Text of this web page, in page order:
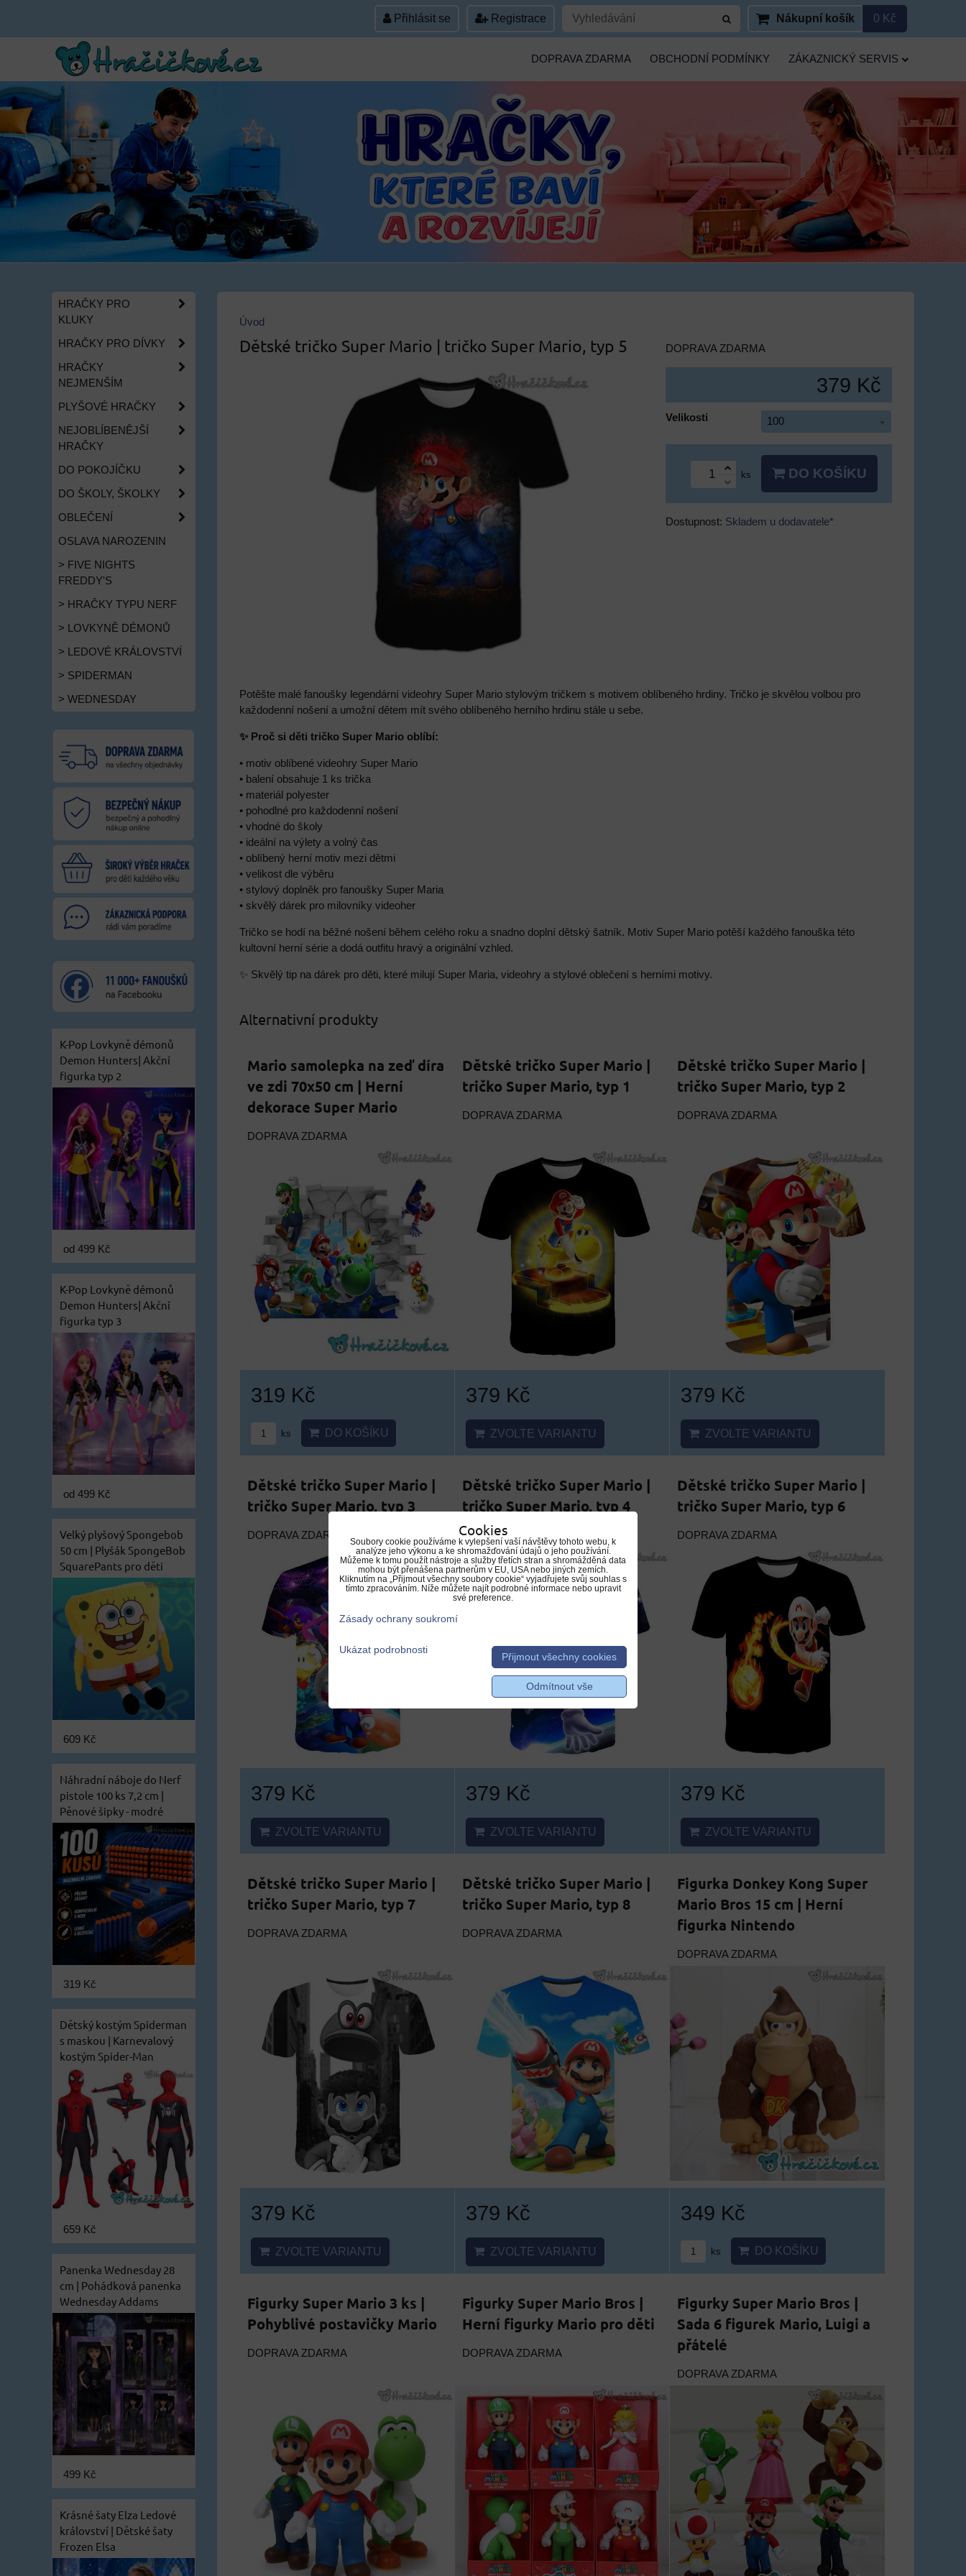
Přihlásit se Registrace Nákupní košík 0 Kč
DOPRAVA ZDARMA OBCHODNÍ PODMÍNKY ZÁKAZNICKÝ SERVIS
Úvod
Dětské tričko Super Mario | tričko Super Mario, typ 5 DOPRAVA ZDARMA
379 Kč
Velikosti 100
ks DO KOŠÍKU
Dostupnost: Skladem u dodavatele*
Potěšte malé fanoušky legendární videohry Super Mario stylovým tričkem s motivem oblíbeného hrdiny. Tričko je skvělou volbou pro
každodenní nošení a umožní dětem mít svého oblíbeného herního hrdinu stále u sebe.
✨ Proč si děti tričko Super Mario oblíbí:
• motiv oblíbené videohry Super Mario
• balení obsahuje 1 ks trička
• materiál polyester
• pohodlné pro každodenní nošení
• vhodné do školy
• ideální na výlety a volný čas
• oblíbený herní motiv mezi dětmi
• velikost dle výběru
• stylový doplněk pro fanoušky Super Maria
• skvělý dárek pro milovníky videoher
Tričko se hodí na běžné nošení během celého roku a snadno doplní dětský šatník. Motiv Super Mario potěší každého fanouška této
kultovní herní série a dodá outfitu hravý a originální vzhled.
✨ Skvělý tip na dárek pro děti, které milují Super Maria, videohry a stylové oblečení s herními motivy.
Alternativní produkty
Mario samolepka na zeď díra
ve zdi 70x50 cm | Herní
dekorace Super Mario
DOPRAVA ZDARMA
319 Kč
ks DO KOŠÍKU
Dětské tričko Super Mario |
tričko Super Mario, typ 1
DOPRAVA ZDARMA
379 Kč
ZVOLTE VARIANTU
Dětské tričko Super Mario |
tričko Super Mario, typ 2
DOPRAVA ZDARMA
379 Kč
ZVOLTE VARIANTU
Dětské tričko Super Mario |
tričko Super Mario, typ 3
DOPRAVA ZDARMA
379 Kč
ZVOLTE VARIANTU
Dětské tričko Super Mario |
tričko Super Mario, typ 4
DOPRAVA ZDARMA
379 Kč
ZVOLTE VARIANTU
Dětské tričko Super Mario |
tričko Super Mario, typ 6
DOPRAVA ZDARMA
379 Kč
ZVOLTE VARIANTU
Dětské tričko Super Mario |
tričko Super Mario, typ 7
DOPRAVA ZDARMA
379 Kč
ZVOLTE VARIANTU
Dětské tričko Super Mario |
tričko Super Mario, typ 8
DOPRAVA ZDARMA
379 Kč
ZVOLTE VARIANTU
Figurka Donkey Kong Super
Mario Bros 15 cm | Herní
figurka Nintendo
DOPRAVA ZDARMA
349 Kč
ks DO KOŠÍKU
Figurky Super Mario 3 ks |
Pohyblivé postavičky Mario
DOPRAVA ZDARMA
Figurky Super Mario Bros |
Herní figurky Mario pro děti
DOPRAVA ZDARMA
Figurky Super Mario Bros |
Sada 6 figurek Mario, Luigi a
přátelé
DOPRAVA ZDARMA
HRAČKY PRO
KLUKY
HRAČKY PRO DÍVKY
HRAČKY
NEJMENŠÍM
PLYŠOVÉ HRAČKY
NEJOBLÍBENĚJŠÍ
HRAČKY
DO POKOJÍČKU
DO ŠKOLY, ŠKOLKY
OBLEČENÍ
OSLAVA NAROZENIN
> FIVE NIGHTS
FREDDY'S
> HRAČKY TYPU NERF
> LOVKYNĚ DÉMONŮ
> LEDOVÉ KRÁLOVSTVÍ
> SPIDERMAN
> WEDNESDAY
K-Pop Lovkyně démonů
Demon Hunters| Akční
figurka typ 2
od 499 Kč
K-Pop Lovkyně démonů
Demon Hunters| Akční
figurka typ 3
od 499 Kč
Velký plyšový Spongebob
50 cm | Plyšák SpongeBob
SquarePants pro děti
609 Kč
Náhradní náboje do Nerf
pistole 100 ks 7,2 cm |
Pěnové šipky - modré
319 Kč
Dětský kostým Spiderman
s maskou | Karnevalový
kostým Spider-Man
659 Kč
Panenka Wednesday 28
cm | Pohádková panenka
Wednesday Addams
499 Kč
Krásné šaty Elza Ledové
království | Dětské šaty
Frozen Elsa
Cookies
Soubory cookie používáme k vylepšení vaší návštěvy tohoto webu, k
analýze jeho výkonu a ke shromažďování údajů o jeho používání.
Můžeme k tomu použít nástroje a služby třetích stran a shromážděná data
mohou být přenášena partnerům v EU, USA nebo jiných zemích.
Kliknutím na „Přijmout všechny soubory cookie“ vyjadřujete svůj souhlas s
tímto zpracováním. Níže můžete najít podrobné informace nebo upravit
své preference.
Zásady ochrany soukromí
Ukázat podrobnosti
Přijmout všechny cookies
Odmítnout vše